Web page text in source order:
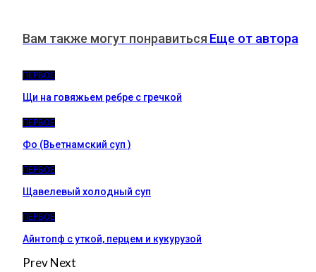
Вам также могут понравиться Еще от автора
ПЕРВОЕ
Щи на говяжьем ребре с гречкой
ПЕРВОЕ
Фо (Вьетнамский суп )
ПЕРВОЕ
Щавелевый холодный суп
ПЕРВОЕ
Айнтопф с уткой, перцем и кукурузой
PrevNext